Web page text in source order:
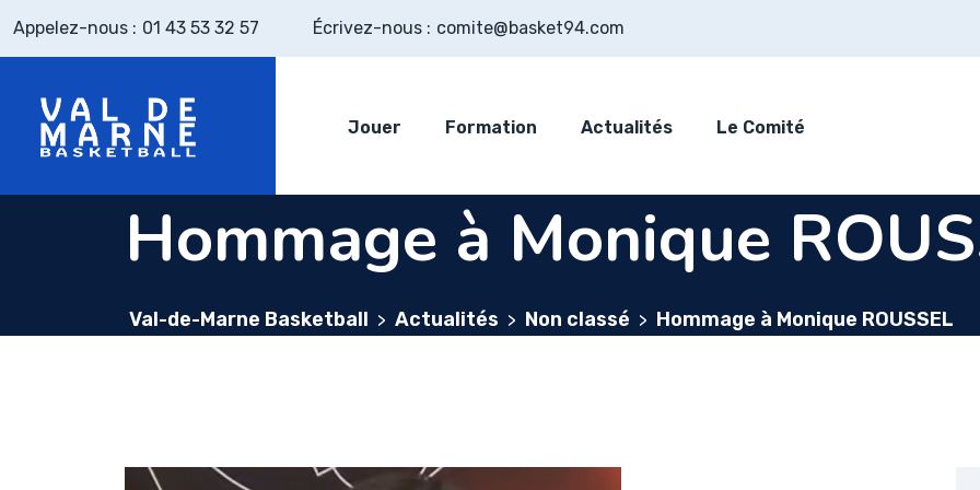
Appelez-nous : 01 43 53 32 57 Écrivez-nous : comite@basket94.com
Jouer Formation Actualités Le Comité
Hommage à Monique
Val-de-Marne Basketball > Actualités > Non classé > Hommage à Monique ROUSSEL